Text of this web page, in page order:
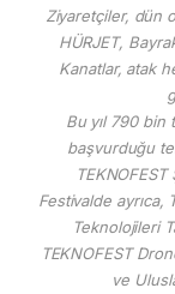
Ziyaretçiler, dün
HÜRJET,
Kanatlar, atak
Bu yıl 790 bin
başvurduğu
Festivalde ayrıca,
Teknolojileri
TEKNOFEST
ve